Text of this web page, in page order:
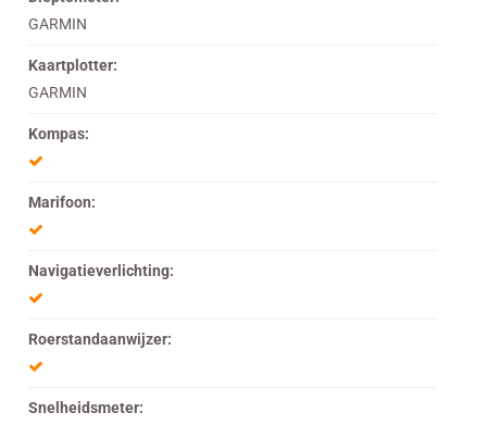
GARMIN
Kaartplotter:
GARMIN
Kompas:
Marifoon:
Navigatieverlichting:
Roerstandaanwijzer:
Snelheidsmeter: